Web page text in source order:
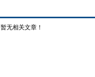
暂无相关文章！